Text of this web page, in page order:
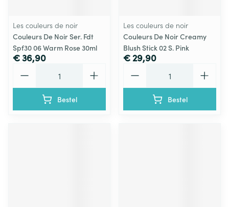
Les couleurs de noir
Couleurs De Noir Ser. Fdt
Spf30 06 Warm Rose 30ml
€ 36,90
Bestel
Les couleurs de noir
Couleurs De Noir Creamy
Blush Stick 02 S. Pink
€ 29,90
Bestel